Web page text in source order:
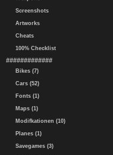
Screenshots
Artworks
Cheats
100% Checklist
#############
Bikes (7)
Cars (52)
Fonts (1)
Maps (1)
Modifkationen (10)
Planes (1)
Savegames (3)